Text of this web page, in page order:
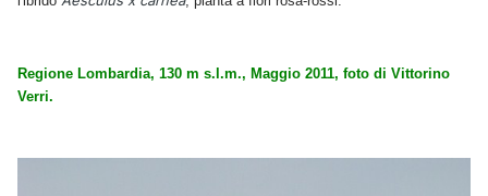
Regione Lombardia, 130 m s.l.m., Maggio 2011, foto di Vittorino
Verri.